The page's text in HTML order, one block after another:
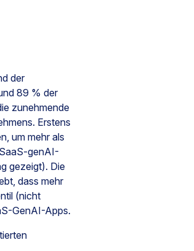
der
89 % der
zunehmende
Erstens
um mehr als
genAI-
gezeigt). Die
dass mehr
(nicht
GenAI-Apps.